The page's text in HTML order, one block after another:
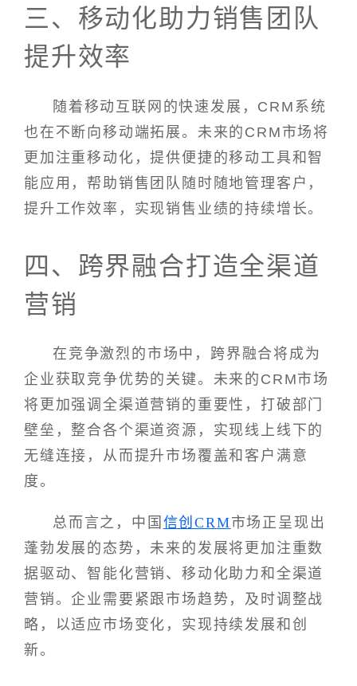
三、移动化助力销售团队
提升效率
随着移动互联网的快速发展，CRM系统
也在不断向移动端拓展。未来的CRM市场将
更加注重移动化，提供便捷的移动工具和智
能应用，帮助销售团队随时随地管理客户，
提升工作效率，实现销售业绩的持续增长。
四、跨界融合打造全渠道
营销
在竞争激烈的市场中，跨界融合将成为
企业获取竞争优势的关键。未来的CRM市场
将更加强调全渠道营销的重要性，打破部门
壁垒，整合各个渠道资源，实现线上线下的
无缝连接，从而提升市场覆盖和客户满意
度。
总而言之，中国 信创CRM市场正呈现出
蓬勃发展的态势，未来的发展将更加注重数
据驱动、智能化营销、移动化助力和全渠道
营销。企业需要紧跟市场趋势，及时调整战
略，以适应市场变化，实现持续发展和创
新。